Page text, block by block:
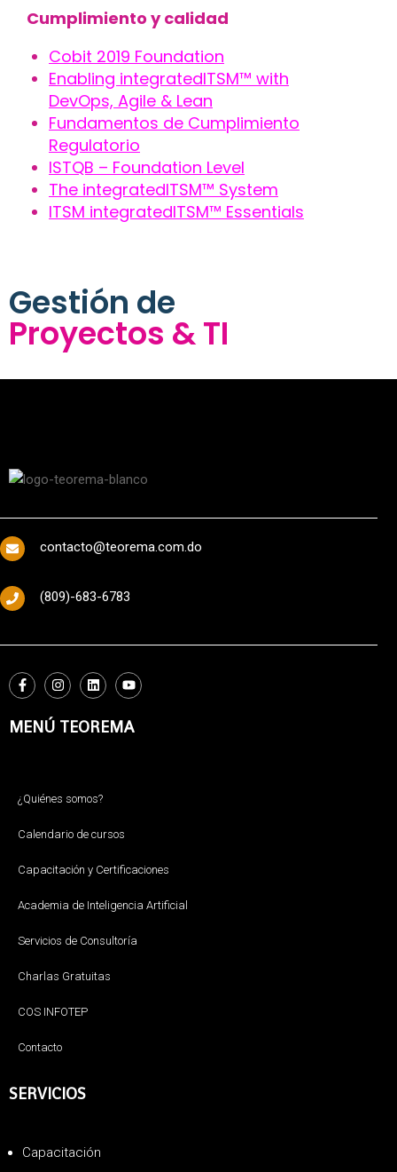
Cumplimiento y calidad
Cobit 2019 Foundation
Enabling integratedITSM™ with
DevOps, Agile & Lean
Fundamentos de Cumplimiento
Regulatorio
ISTQB – Foundation Level
The integratedITSM™ System
ITSM integratedITSM™ Essentials
Gestión de
Proyectos & TI
contacto@teorema.com.do
(809)-683-6783
MENÚ TEOREMA
¿Quiénes somos?
Calendario de cursos
Capacitación y Certificaciones
Academia de Inteligencia Artificial
Servicios de Consultoría
Charlas Gratuitas
COS INFOTEP
Contacto
SERVICIOS
Capacitación